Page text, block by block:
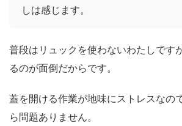
しは感じます。
普段はリュックを使わないわたしです
るのが面倒だからです。
蓋を開ける作業が地味にストレスなの
ら問題ありません。